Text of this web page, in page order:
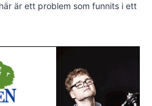
är ett problem som funnits i ett